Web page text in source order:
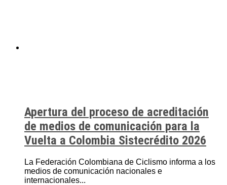
Apertura del proceso de acreditación
de medios de comunicación para la
Vuelta a Colombia Sistecrédito 2026
La Federación Colombiana de Ciclismo informa a los
medios de comunicación nacionales e
internacionales...